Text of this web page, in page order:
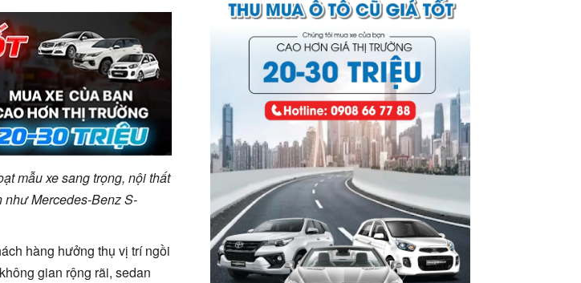
mẫu xe sang trọng, nội thất
như Mercedes-Benz S-
hàng hưởng thụ vị trí ngồi
gian rộng rãi, sedan